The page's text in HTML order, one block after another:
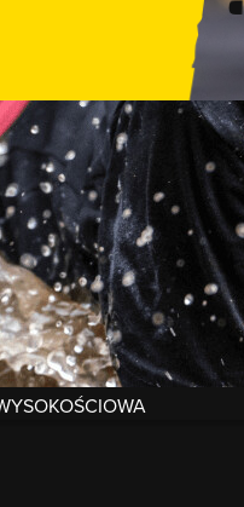
2026
2026
2026
EUROPY I